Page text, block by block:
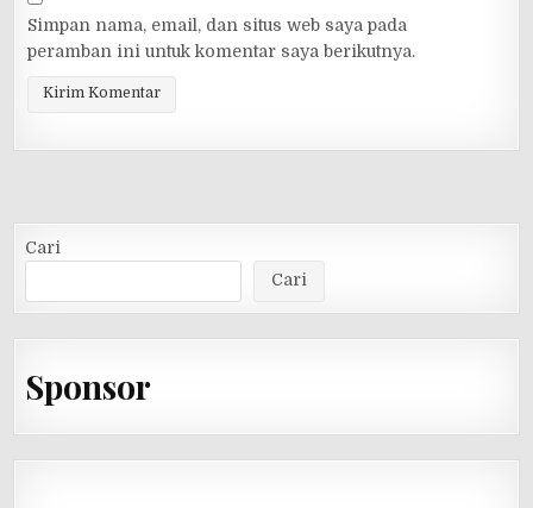
Simpan nama, email, dan situs web saya pada
peramban ini untuk komentar saya berikutnya.
Cari
Cari
Sponsor